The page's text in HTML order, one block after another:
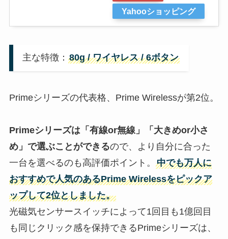
Yahooショッピング
主な特徴： 80g / ワイヤレス / 6ボタン
Primeシリーズの代表格、Prime Wirelessが第2位。
Primeシリーズは「有線or無線」「大きめor小さ
め」で選ぶことができるので、より自分に合った
一台を選べるのも高評価ポイント。 中でも万人に
おすすめで人気のあるPrime Wirelessをピックア
ップして2位としました。
光磁気センサースイッチによって1回目も1億回目
も同じクリック感を保持できるPrimeシリーズは、